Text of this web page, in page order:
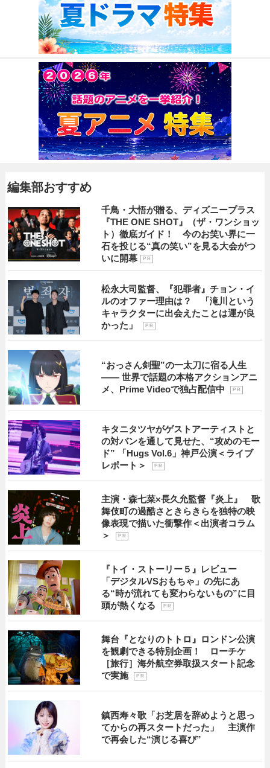
編集部おすすめ
千鳥・大悟が贈る、ディズニープラス
『THE ONE SHOT』（ザ・ワンショッ
ト）徹底ガイド！ 今のお笑い界に一
石を投じる“真の笑い”を見る大会がつ
いに開幕
P R
松永大司監督、『犯罪者』チョン・イ
ルのオファー理由は？ 「滝川という
キャラクターに出会えたことは運が良
かった」
P R
“おっさん剣聖”の一太刀に宿る人生
―― 世界で話題の本格アクションアニ
メ、Prime Videoで独占配信中
P R
キタニタツヤがゲストアーティストと
の対バンを通して見せた、“攻めのモー
ド” 「Hugs Vol.6」神戸公演＜ライブ
レポート＞
P R
主演・森七菜×長久允監督『炎上』 歌
舞伎町の過酷さときらきらを独特の映
像表現で描いた衝撃作＜出演者コラム
＞
P R
『トイ・ストーリー５』レビュー
「デジタルVSおもちゃ」の先にあ
る“時が流れても変わらないもの”に目
頭が熱くなる
P R
舞台『となりのトトロ』ロンドン公演
を観劇できる特別企画！ ローチケ
［旅行］海外航空券取扱スタート記念
で実施
P R
鎮西寿々歌「お芝居を辞めようと思っ
てからの再スタートだった」 主演作
で再会した“演じる喜び”